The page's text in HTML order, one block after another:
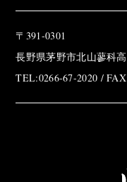
〒391-0301
長野県茅野市北山蓼科
TEL:0266-67-2020 /